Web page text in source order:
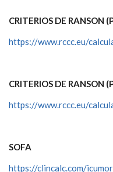
CRITERIOS DE
https://www.rccc.eu/
CRITERIOS DE
https://www.rccc.eu/
SOFA
https://clincalc.com/